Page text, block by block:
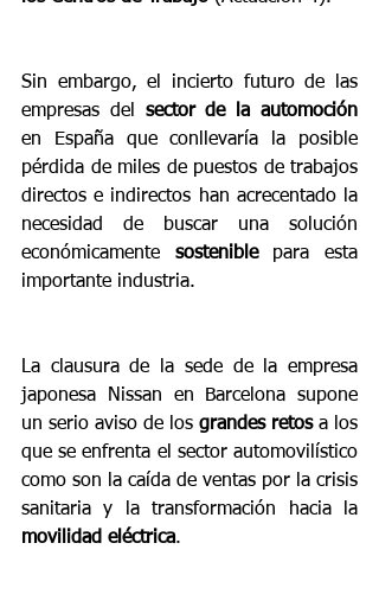
Sin embargo, el incierto futuro de las
empresas del sector de la automoción
en España que conllevaría la posible
pérdida de miles de puestos de trabajos
directos e indirectos han acrecentado la
necesidad de buscar una solución
económicamente sostenible para esta
importante industria.
La clausura de la sede de la empresa
japonesa Nissan en Barcelona supone
un serio aviso de los grandes retos a los
que se enfrenta el sector automovilístico
como son la caída de ventas por la crisis
movilidad eléctrica.